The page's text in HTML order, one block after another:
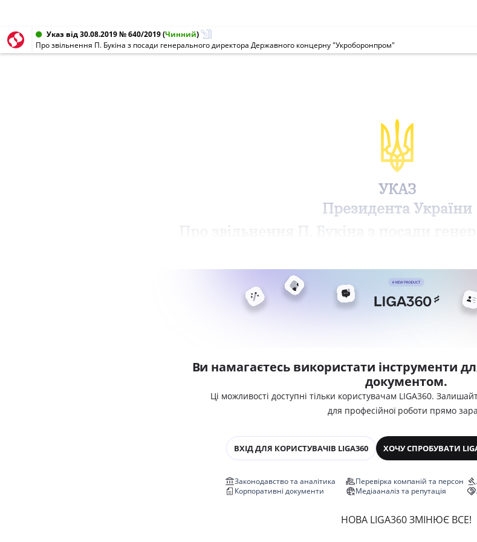
Указ від 30.08.2019 № 640/2019(Чинний)
Про звільнення П. Букіна з посади генерального директора Державного концерну "Укроборонпром"
УКАЗ
Президента України
Ви намагаєтесь використати інструменти
документом.
Ці можливості доступні тільки користувачам LIGA360.
для професійної роботи прямо
ВХІД ДЛЯ КОРИСТУВАЧІВ LIGA360 ХОЧУ СПРОБУВАТИ
Законодавство та аналітика
Корпоративні документи
Перевірка компаній та персон
Медіааналіз та репутація
НОВА LIGA360 ЗМІНЮЄ ВСЕ!